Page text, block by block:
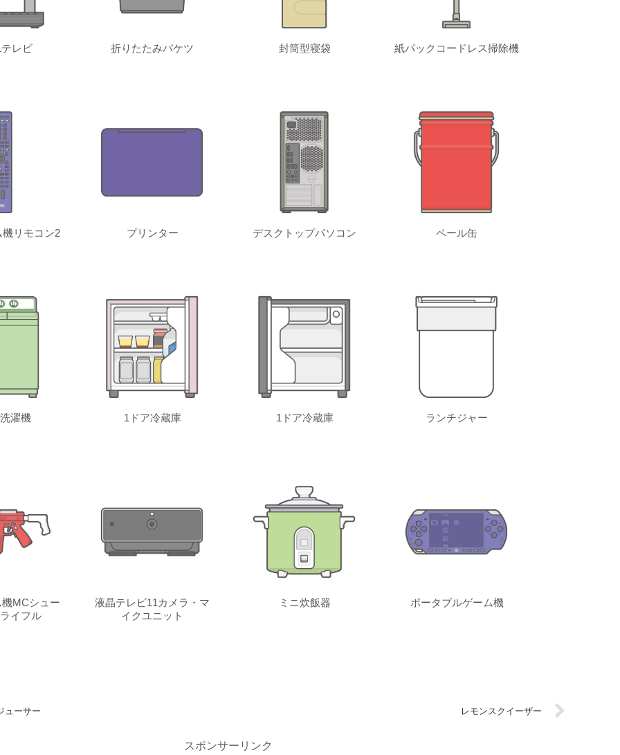
レビ 折りたたみバケツ 封筒型寝袋 紙パックコードレス掃除機
リモコン2 プリンター デスクトップパソコン ペール缶
濯機 1ドア冷蔵庫 1ドア冷蔵庫 ランチジャー
MCシュー
イフル
液晶テレビ11カメラ・マ
イクユニット
ミニ炊飯器 ポータブルゲーム機
ューサー レモンスクイーザー
スポンサーリンク